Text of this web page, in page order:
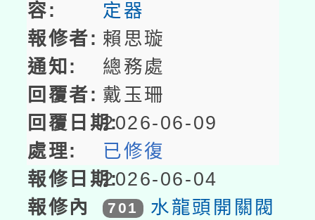
定器
賴思璇
總務處
戴玉珊
2026-06-09
已修復
2026-06-04
701
水龍頭開關閥